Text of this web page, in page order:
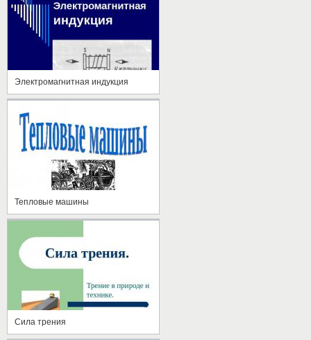
Электромагнитная индукция
Тепловые машины
Сила трения